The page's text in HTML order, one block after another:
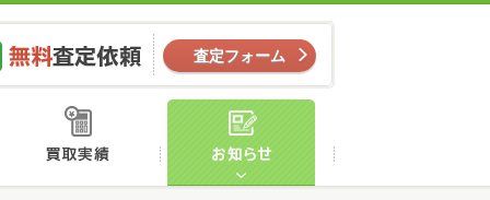
無料査定依頼
査定フォーム
店舗案内 買取実績